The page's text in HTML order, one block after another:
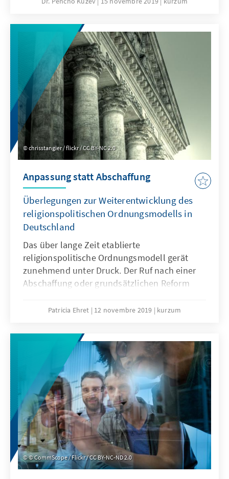
chrisstangier / flickr / CC BY-NC 2.0
Anpassung statt Abschaffung
Überlegungen zur Weiterentwicklung des
religionspolitischen Ordnungsmodells in
Deutschland
Das über lange Zeit etablierte
religionspolitische Ordnungsmodell gerät
zunehmend unter Druck. Der Ruf nach einer
Abschaffung oder grundsätzlichen Reform
Notwendigkeiten vorbei. Wie kann das
Deutschland weiterentwickelt werden?
Patricia Ehret 12 novembre 2019 kurzum
© CommScope / Flickr / CC BY-NC-ND 2.0